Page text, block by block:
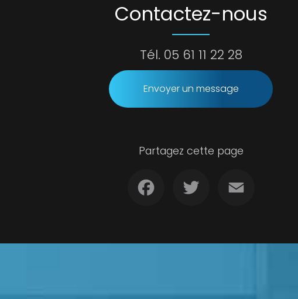
Contactez-nous
Tél. 05 61 11 22 28
Envoyer un message
Partagez cette page